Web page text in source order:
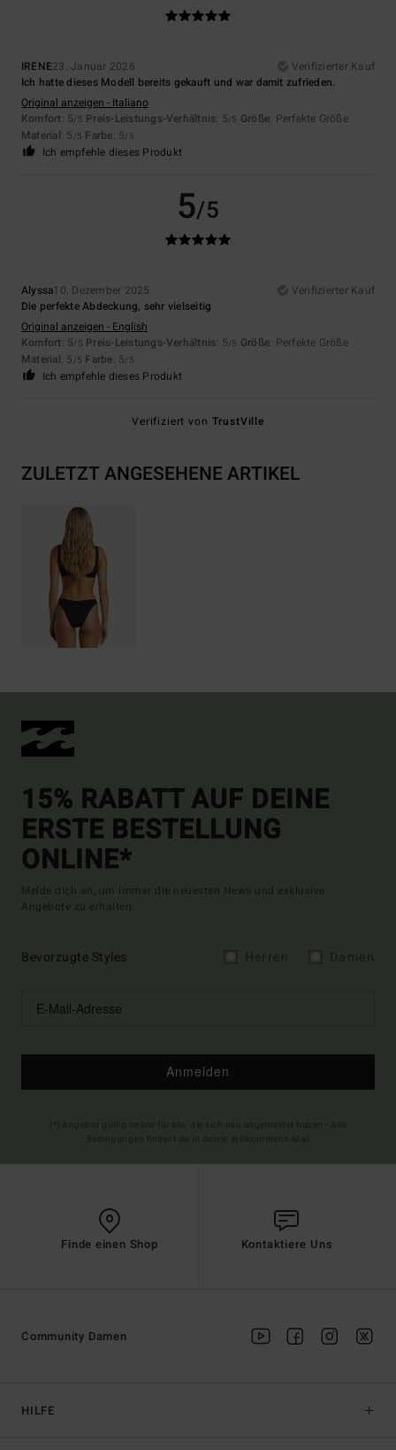
IRENE23. Januar 2026
Verifizierter Kauf
Ich hatte dieses Modell bereits gekauft und war damit zufrieden.
Original anzeigen - Italiano
Komfort: 5/5 Preis-Leistungs-Verhältnis: 5/5 Größe: Perfekte Größe
Material: 5 /5 Farbe: 5/5
Ich empfehle dieses Produkt
5/5
Alyssa10. Dezember 2025
Verifizierter Kauf
Die perfekte Abdeckung, sehr vielseitig
Original anzeigen - English
Komfort: 5/5 Preis-Leistungs-Verhältnis: 5/5 Größe: Perfekte Größe
Material: 5 /5 Farbe: 5/5
Ich empfehle dieses Produkt
Verifiziert von TrustVille
ZULETZT ANGESEHENE ARTIKEL
15% RABATT AUF DEINE
ERSTE BESTELLUNG
ONLINE*
Melde dich an, um immer die neuesten News und exklusive
Angebote zu erhalten.
Bevorzugte Styles
Anmelden
Finde einen Shop Kontaktiere Uns
HILFE
Community Damen